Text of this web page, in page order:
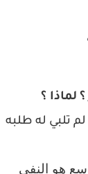
لماذا ؟
تلبي له طلبه
هو النفي